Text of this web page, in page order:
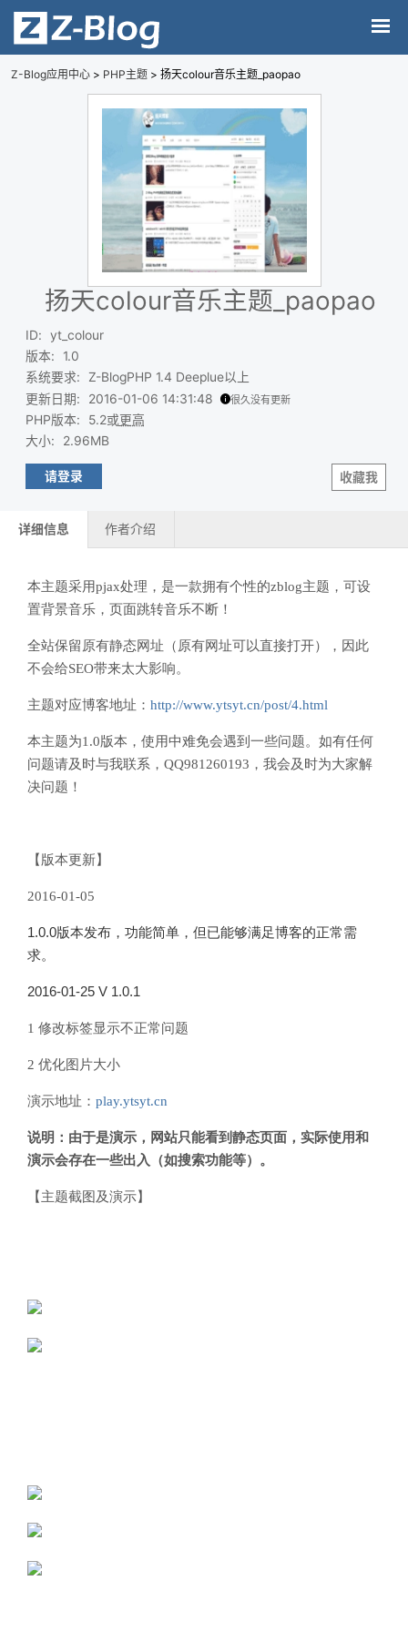
Z-Blog应用中心 > PHP主题 > 扬天colour音乐主题_paopao
扬天colour音乐主题_paopao
ID:
yt_colour
版本:
1.0
系统要求:
Z-BlogPHP 1.4 Deeplue以上
更新日期: 2016-01-06 14:31:48 很久没有更新
PHP版本: 5.2或更高
大小: 2.96MB
收藏我
请登录
详细信息 作者介绍
本主题采用pjax处理，是一款拥有个性的zblog主题，可设
置背景音乐，页面跳转音乐不断！
全站保留原有静态网址（原有网址可以直接打开），因此
不会给SEO带来太大影响。
主题对应博客地址： http://www.ytsyt.cn/post/4.html
本主题为1.0版本，使用中难免会遇到一些问题。如有任何
问题请及时与我联系，QQ981260193，我会及时为大家解
决问题！
【版本更新】
2016-01-05
1.0.0版本发布，功能简单，但已能够满足博客的正常需
求。
2016-01-25 V 1.0.1
1 修改标签显示不正常问题
2 优化图片大小
演示地址： play.ytsyt.cn
说明：由于是演示，网站只能看到静态页面，实际使用和
演示会存在一些出入（如搜索功能等）。
【主题截图及演示】